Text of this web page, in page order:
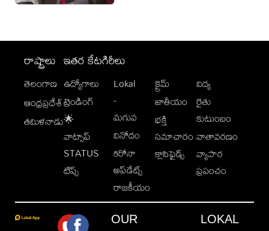
రాష్ట్రాలు
తెలంగాణ
ఆంధ్రప్రదేశ్
తమిళనాడు
ఇతర కేటగిరీలు
ఉద్యోగాలు
ట్రెండింగ్
🌟
వాట్సాప్
STATUS
టిప్స్
Lokal
-
మగువ
వినోదం
కరోనా
అప్‌డేట్స్
రాజకీయం
క్రైమ్
జాతీయం
భక్తి
సమాచారం
క్లాసిఫైడ్స్
విద్య
రైతు
కుటుంబం
వాతావరణం
వ్యాపార
ప్రపంచం
OUR
LOKAL